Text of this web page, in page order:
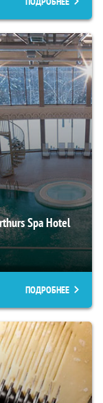
Spa Hotel
ПОДРОБНЕЕ